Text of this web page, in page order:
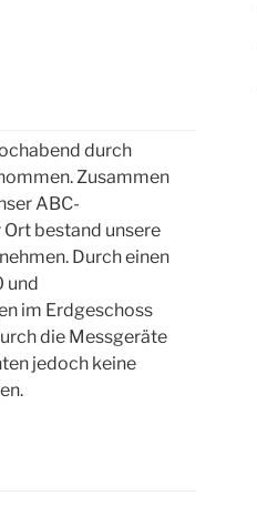
durch
Zusammen
ABC-
Ort bestand unsere
Durch einen
und
im Erdgeschoss
die Messgeräte
jedoch keine